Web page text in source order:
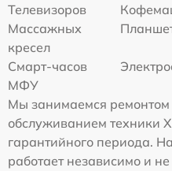
Телевизоров
Массажных
кресел
Смарт-часов
МФУ
Мы занимаемся ремонтом
обслуживанием техники
гарантийного периода.
работает независимо и